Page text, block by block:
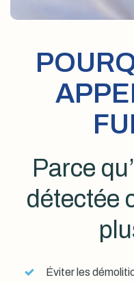
Parce
détectée
Éviter les